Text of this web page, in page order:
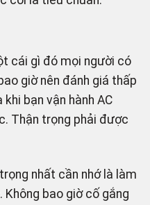
cái gì đó mọi người có
giờ nên đánh giá thấp
bạn vận hành AC
Thận trọng phải được
nhất cần nhớ là làm
bao giờ cố gắng